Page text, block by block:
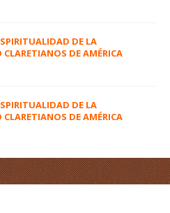
DE LA
CLARETIANOS DE AMÉRICA
DE LA
CLARETIANOS DE AMÉRICA